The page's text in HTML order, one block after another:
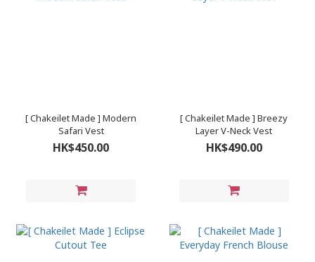
[ Chakeilet Made ] Modern
Safari Vest
HK$450.00
[ Chakeilet Made ] Breezy
Layer V-Neck Vest
HK$490.00